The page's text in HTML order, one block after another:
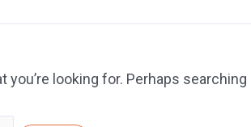
you’re looking for. Perhaps searching